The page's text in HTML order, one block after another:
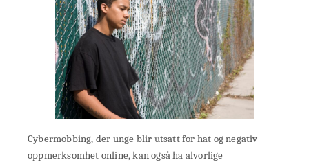
Cybermobbing, der unge blir utsatt for hat og negativ
oppmerksomhet online, kan også ha alvorlige